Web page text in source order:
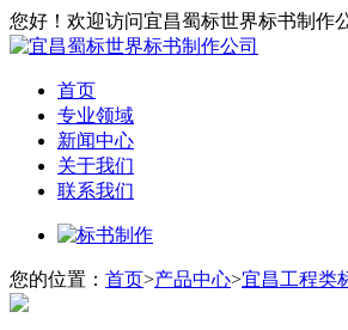
您好！欢迎访问宜昌蜀标世界标书制作
首页
专业领域
新闻中心
关于我们
联系我们
您的位置： 首页>产品中心>宜昌工程类